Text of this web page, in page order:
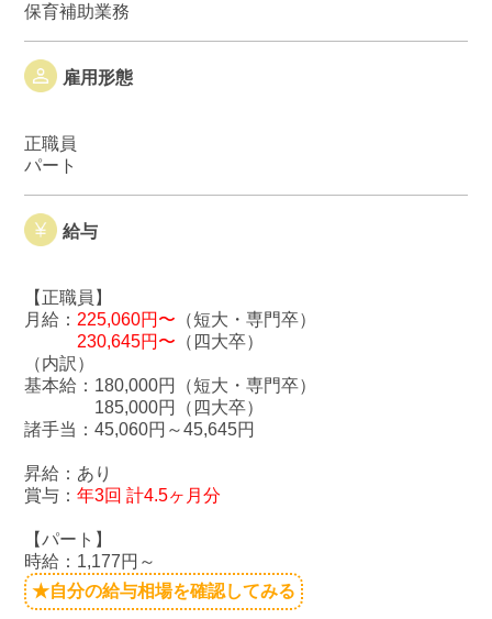
保育補助業務
雇用形態
正職員
パート
給与
【正職員】
月給： 225,060円〜 （短大・専門卒）
230,645円〜 （四大卒）
（内訳）
基本給：180,000円（短大・専門卒）
185,000円（四大卒）
諸手当：45,060円～45,645円
昇給：あり
賞与： 年3回 計4.5ヶ月分
【パート】
時給：1,177円～
★自分の給与相場を確認してみる